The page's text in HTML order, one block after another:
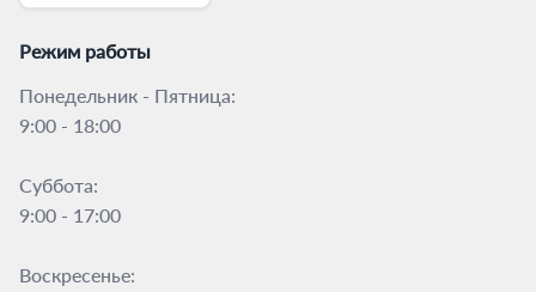
Режим работы
Понедельник - Пятница:
9:00 - 18:00
Суббота:
9:00 - 17:00
Воскресенье: